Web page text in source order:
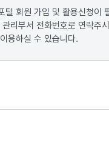
회원 가입 및 활용신청이
리부서 전화번호로 연락주
용하실 수 있습니다.